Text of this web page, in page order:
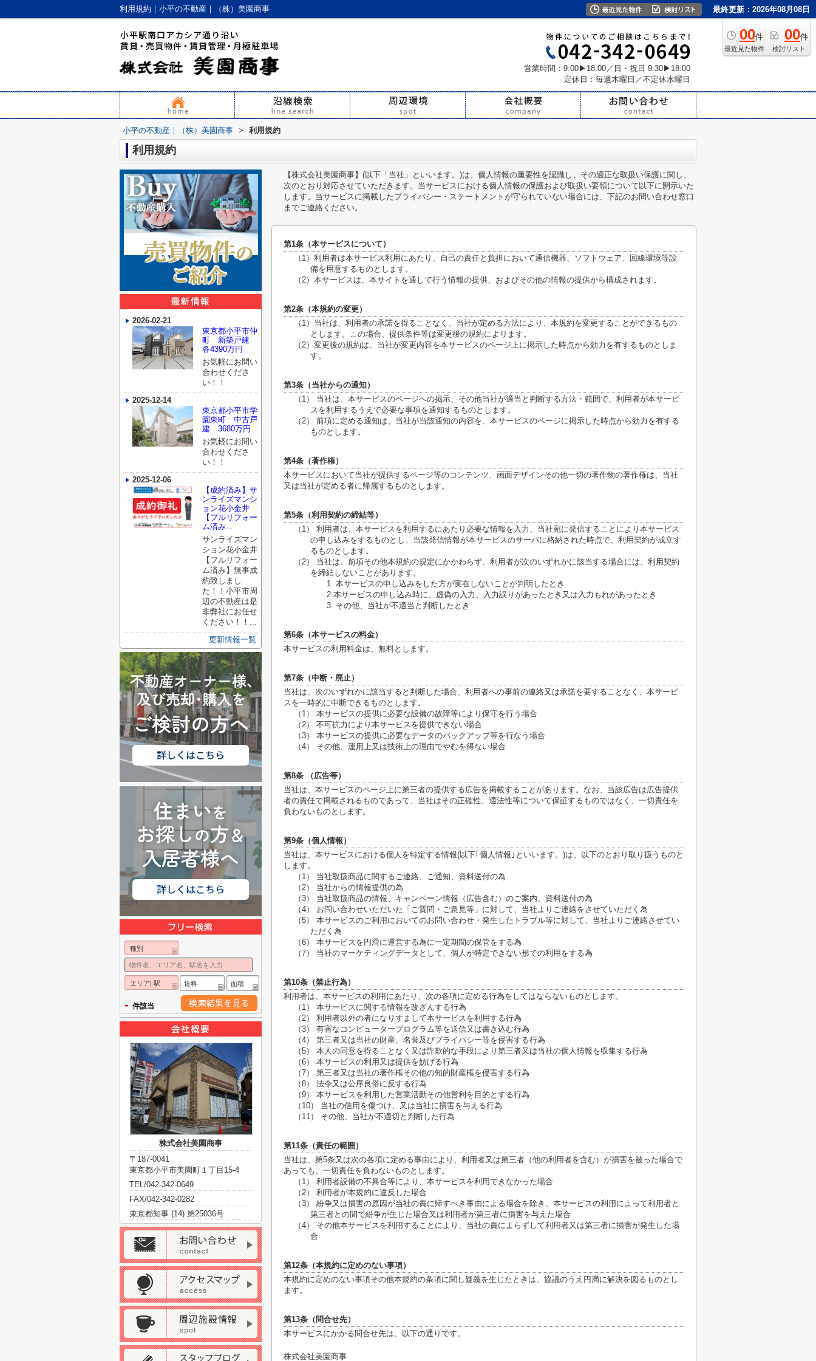
利用規約｜小平の不動産｜（株）美園商事 最終更新：2026年08月08日
00件
最近見た物件
00件
検討リスト
営業時間：9:00▶18:00／日・祝日 9:30▶18:00
定休日：毎週木曜日／不定休水曜日
小平の不動産｜（株）美園商事 > 利用規約
利用規約
【株式会社美園商事】(以下「当社」といいます。)は、個人情報の重要性を認識し、その適正な取扱い保護に関し、
次のとおり対応させていただきます。当サービスにおける個人情報の保護および取扱い要領について以下に開示いた
します。当サービスに掲載したプライバシー・ステートメントが守られていない場合には、下記のお問い合わせ窓口
までご連絡ください。
第1条（本サービスについて）
（1）利用者は本サービス利用にあたり、自己の責任と負担において通信機器、ソフトウェア、回線環境等設
備を用意するものとします。
（2）本サービスは、本サイトを通して行う情報の提供、およびその他の情報の提供から構成されます。
第2条（本規約の変更）
（1）当社は、利用者の承諾を得ることなく、当社が定める方法により、本規約を変更することができるもの
とします。この場合、提供条件等は変更後の規約によります。
（2）変更後の規約は、当社が変更内容を本サービスのページ上に掲示した時点から効力を有するものとしま
す。
第3条（当社からの通知）
（1） 当社は、本サービスのページへの掲示、その他当社が適当と判断する方法・範囲で、利用者が本サービ
スを利用するうえで必要な事項を通知するものとします。
（2） 前項に定める通知は、当社が当該通知の内容を、本サービスのページに掲示した時点から効力を有する
ものとします。
第4条（著作権）
本サービスにおいて当社が提供するページ等のコンテンツ、画面デザインその他一切の著作物の著作権は、当社
又は当社が定める者に帰属するものとします。
第5条（利用契約の締結等）
（1） 利用者は、本サービスを利用するにあたり必要な情報を入力、当社宛に発信することにより本サービス
の申し込みをするものとし、当該発信情報が本サービスのサーバに格納された時点で、利用契約が成立す
るものとします。
（2） 当社は、前項その他本規約の規定にかかわらず、利用者が次のいずれかに該当する場合には、利用契約
を締結しないことがあります。
1. 本サービスの申し込みをした方が実在しないことが判明したとき
2.本サービスの申し込み時に、虚偽の入力、入力誤りがあったとき又は入力もれがあったとき
3. その他、当社が不適当と判断したとき
第6条（本サービスの料金）
本サービスの利用料金は、無料とします。
第7条（中断・廃止）
当社は、次のいずれかに該当すると判断した場合、利用者への事前の連絡又は承諾を要することなく、本サービ
スを一時的に中断できるものとします。
（1） 本サービスの提供に必要な設備の故障等により保守を行う場合
（2） 不可抗力により本サービスを提供できない場合
（3） 本サービスの提供に必要なデータのバックアップ等を行なう場合
（4） その他、運用上又は技術上の理由でやむを得ない場合
第8条 （広告等）
当社は、本サービスのページ上に第三者の提供する広告を掲載することがあります。なお、当該広告は広告提供
者の責任で掲載されるものであって、当社はその正確性、適法性等について保証するものではなく、一切責任を
負わないものとします。
第9条（個人情報）
当社は、本サービスにおける個人を特定する情報(以下｢個人情報｣といいます。)は、以下のとおり取り扱うものと
します。
（1） 当社取扱商品に関するご連絡、ご通知、資料送付の為
（2） 当社からの情報提供の為
（3） 当社取扱商品の情報、キャンペーン情報（広告含む）のご案内、資料送付の為
（4） お問い合わせいただいた「ご質問・ご意見等」に対して、当社よりご連絡をさせていただく為
（5） 本サービスのご利用においてのお問い合わせ・発生したトラブル等に対して、当社よりご連絡させてい
ただく為
（6） 本サービスを円滑に運営する為に一定期間の保管をする為
（7） 当社のマーケティングデータとして、個人が特定できない形での利用をする為
第10条（禁止行為）
利用者は、本サービスの利用にあたり、次の各項に定める行為をしてはならないものとします。
（1） 本サービスに関する情報を改ざんする行為
（2） 利用者以外の者になりすまして本サービスを利用する行為
（3） 有害なコンピュータープログラム等を送信又は書き込む行為
（4） 第三者又は当社の財産、名誉及びプライバシー等を侵害する行為
（5） 本人の同意を得ることなく又は詐欺的な手段により第三者又は当社の個人情報を収集する行為
（6） 本サービスの利用又は提供を妨げる行為
（7） 第三者又は当社の著作権その他の知的財産権を侵害する行為
（8） 法令又は公序良俗に反する行為
（9） 本サービスを利用した営業活動その他営利を目的とする行為
（10） 当社の信用を傷つけ、又は当社に損害を与える行為
（11） その他、当社が不適切と判断した行為
第11条（責任の範囲）
当社は、第5条又は次の各項に定める事由により、利用者又は第三者（他の利用者を含む）が損害を被った場合で
あっても、一切責任を負わないものとします。
（1） 利用者設備の不具合等により、本サービスを利用できなかった場合
（2） 利用者が本規約に違反した場合
（3） 紛争又は損害の原因が当社の責に帰すべき事由による場合を除き、本サービスの利用によって利用者と
第三者との間で紛争が生じた場合又は利用者が第三者に損害を与えた場合
（4） その他本サービスを利用することにより、当社の責によらずして利用者又は第三者に損害が発生した場
合
第12条（本規約に定めのない事項）
本規約に定めのない事項その他本規約の条項に関し疑義を生じたときは、協議のうえ円満に解決を図るものとし
ます。
第13条（問合せ先）
本サービスにかかる問合せ先は、以下の通りです。
株式会社美園商事
2026-02-21
東京都小平市仲
町 新築戸建
各4390万円
お気軽にお問い
合わせくださ
い！！
2025-12-14
東京都小平市学
園東町 中古戸
建 3680万円
お気軽にお問い
合わせくださ
い！！
2025-12-06
【成約済み】サ
ンライズマンシ
ョン花小金井
【フルリフォー
ム済み...
サンライズマン
ション花小金井
【フルリフォー
ム済み】無事成
約致しまし
た！！小平市周
辺の不動産は是
非弊社にお任せ
ください！！...
更新情報一覧
種別
エリア| 駅 賃料 面積
- 件該当
株式会社美園商事
〒187-0041
東京都小平市美園町１丁目15-4
TEL/042-342-0649
FAX/042-342-0282
東京都知事 (14) 第25036号